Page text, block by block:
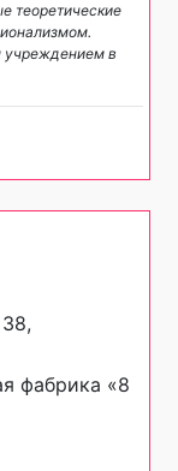
теоретические
учреждением в
фабрика «8